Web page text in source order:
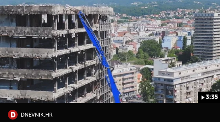
3:35
DNEVNIK.HR